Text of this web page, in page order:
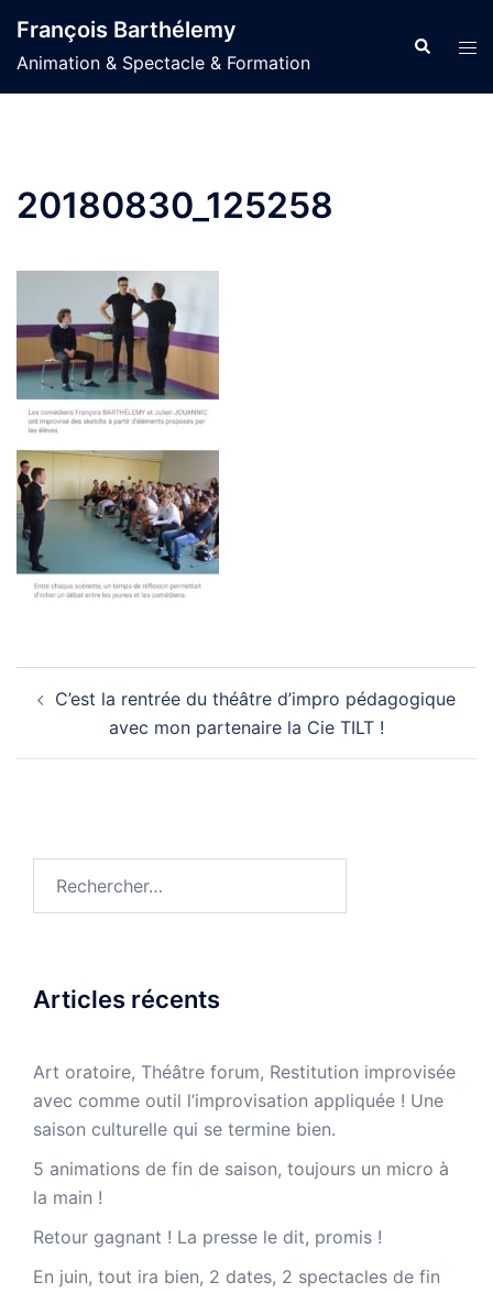
au
contenu
François Barthélemy
Animation & Spectacle & Formation
20180830_125258
d’article
C’est la rentrée du théâtre d’impro pédagogique
avec mon partenaire la Cie TILT !
Articles récents
Art oratoire, Théâtre forum, Restitution improvisée
avec comme outil l’improvisation appliquée ! Une
saison culturelle qui se termine bien.
5 animations de fin de saison, toujours un micro à
la main !
Retour gagnant ! La presse le dit, promis !
En juin, tout ira bien, 2 dates, 2 spectacles de fin